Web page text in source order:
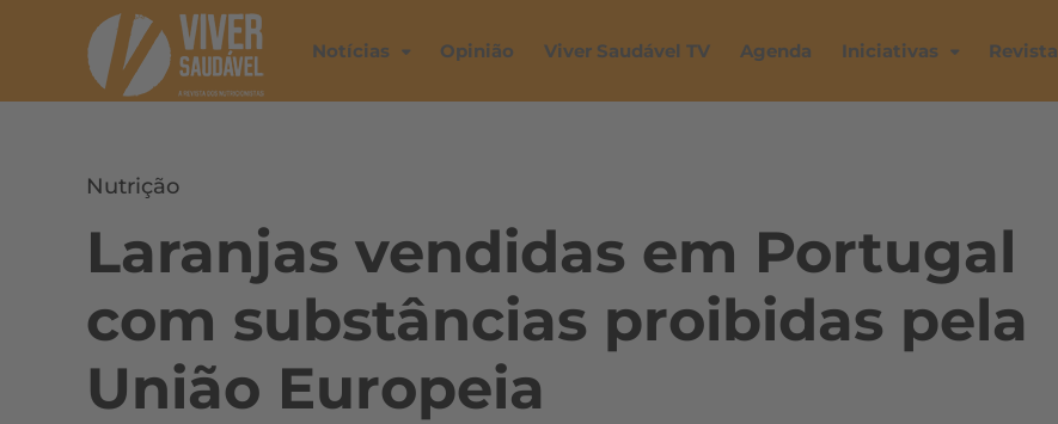
Notícias Opinião Viver Saudável TV Agenda Iniciativas Revista
Nutrição
Laranjas vendidas em Portugal
com substâncias proibidas pela
União Europeia